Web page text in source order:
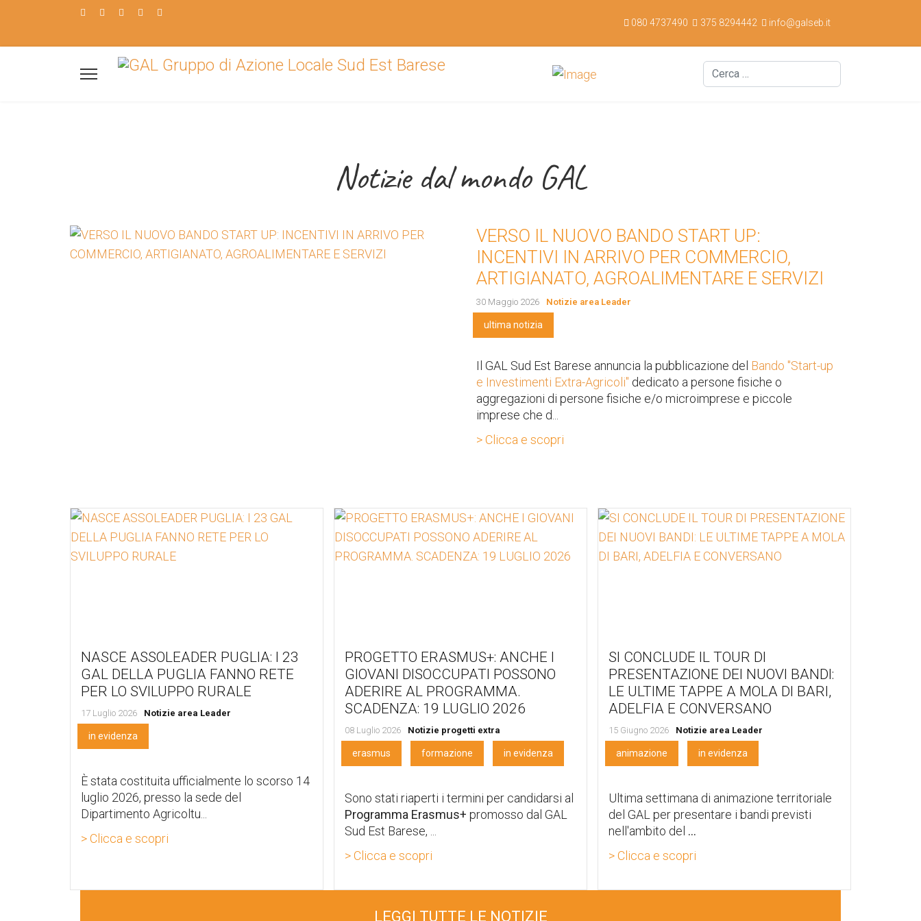
080 4737490 375 8294442 info@galseb.it
Cerca
Scopri i nostri bandi per start up ed imprese
Notizie dal mondo GAL
VERSO IL NUOVO BANDO START UP:
INCENTIVI IN ARRIVO PER COMMERCIO,
ARTIGIANATO, AGROALIMENTARE E SERVIZI
30 Maggio 2026 Notizie area Leader
ultima notizia
Il GAL Sud Est Barese annuncia la pubblicazione del Bando "Start-up
e Investimenti Extra-Agricoli" dedicato a persone fisiche o
aggregazioni di persone fisiche e/o microimprese e piccole
imprese che d...
> Clicca e scopri
NASCE ASSOLEADER PUGLIA: I 23
GAL DELLA PUGLIA FANNO RETE
PER LO SVILUPPO RURALE
17 Luglio 2026 Notizie area Leader
in evidenza
È stata costituita ufficialmente lo scorso 14
luglio 2026, presso la sede del
Dipartimento Agricoltu...
> Clicca e scopri
PROGETTO ERASMUS+: ANCHE I
GIOVANI DISOCCUPATI POSSONO
ADERIRE AL PROGRAMMA.
SCADENZA: 19 LUGLIO 2026
08 Luglio 2026 Notizie progetti extra
erasmus formazione in evidenza
Sono stati riaperti i termini per candidarsi al
Programma Erasmus+ promosso dal GAL
Sud Est Barese, ...
> Clicca e scopri
SI CONCLUDE IL TOUR DI
PRESENTAZIONE DEI NUOVI BANDI:
LE ULTIME TAPPE A MOLA DI BARI,
ADELFIA E CONVERSANO
15 Giugno 2026 Notizie area Leader
animazione in evidenza
Ultima settimana di animazione territoriale
del GAL per presentare i bandi previsti
nell'ambito del ...
> Clicca e scopri
LEGGI TUTTE LE NOTIZIE